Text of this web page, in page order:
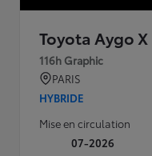
Toyota Aygo X
116h Graphic
PARIS
HYBRIDE
Mise en circulation
07-2026